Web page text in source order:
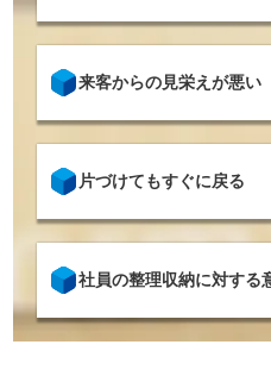
来客からの見栄えが悪い
片づけてもすぐに戻る
社員の整理収納に対する